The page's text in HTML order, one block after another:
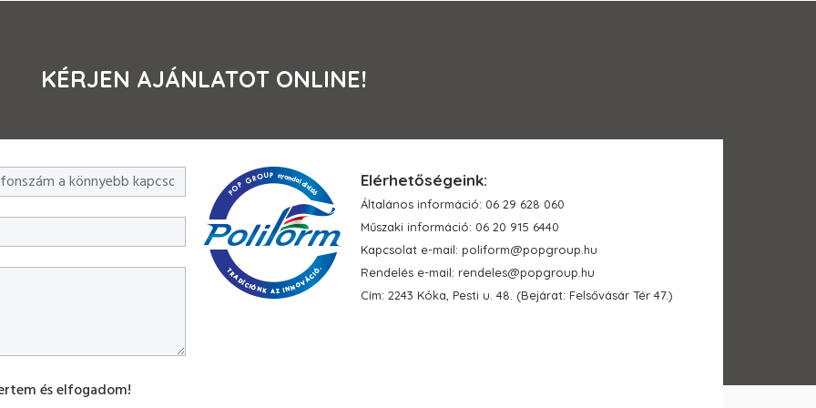
KÉRJEN AJÁNLATOT ONLINE!
és elfogadom!
Elérhetőségeink:
Általános információ: 06 29 628 060
Műszaki információ: 06 20 915 6440
Kapcsolat e-mail: poliform@popgroup.hu
Rendelés e-mail: rendeles@popgroup.hu
Cím: 2243 Kóka, Pesti u. 48. (Bejárat: Felsővásár Tér 47.)